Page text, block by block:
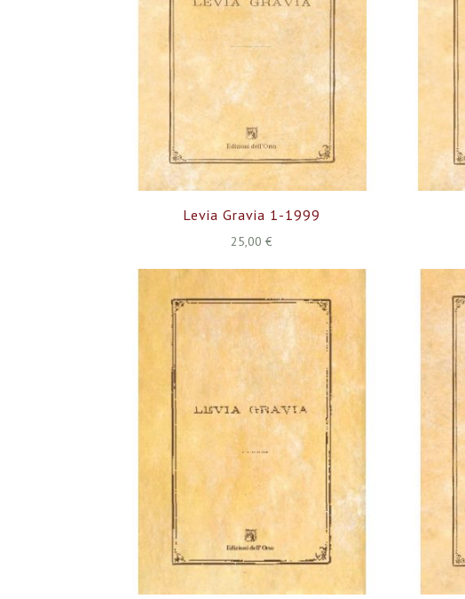
Levia Gravia 1-1999
25,00 €